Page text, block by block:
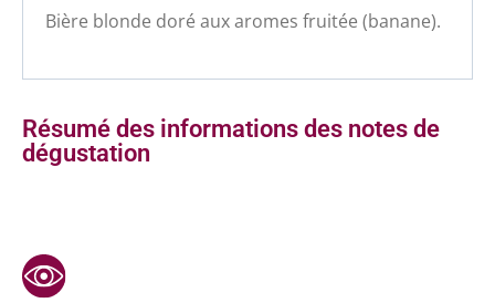
Bière blonde doré aux aromes fruitée (banane).
Résumé des informations des notes de
dégustation